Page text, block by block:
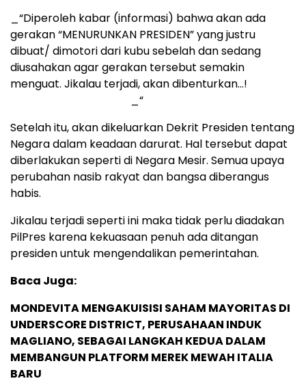
_“Diperoleh kabar (informasi) bahwa akan ada
gerakan “MENURUNKAN PRESIDEN” yang justru
dibuat/ dimotori dari kubu sebelah dan sedang
diusahakan agar gerakan tersebut semakin
menguat. Jikalau terjadi, akan dibenturkan…!
_“
Setelah itu, akan dikeluarkan Dekrit Presiden tentang
Negara dalam keadaan darurat. Hal tersebut dapat
diberlakukan seperti di Negara Mesir. Semua upaya
perubahan nasib rakyat dan bangsa diberangus
habis.
Jikalau terjadi seperti ini maka tidak perlu diadakan
PilPres karena kekuasaan penuh ada ditangan
presiden untuk mengendalikan pemerintahan.
Baca Juga:
MONDEVITA MENGAKUISISI SAHAM MAYORITAS DI
UNDERSCORE DISTRICT, PERUSAHAAN INDUK
MAGLIANO, SEBAGAI LANGKAH KEDUA DALAM
MEMBANGUN PLATFORM MEREK MEWAH ITALIA
BARU